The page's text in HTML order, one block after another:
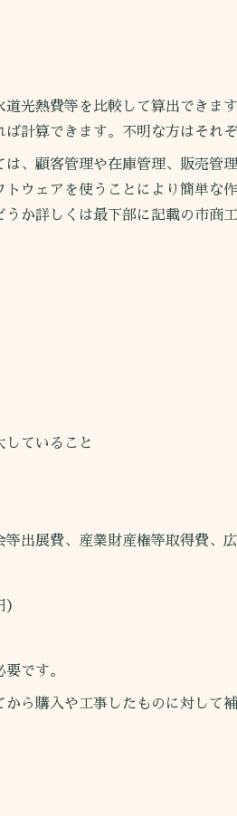
熱費等を比較して算出できま
計算できます。不明な方はそれ
顧客管理や在庫管理、販売管
ウェアを使うことにより簡単な
か詳しくは最下部に記載の市商
ていること
展費、産業財産権等取得費、
です。
購入や工事したものに対して補